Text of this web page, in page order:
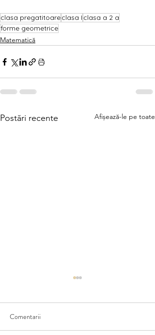
clasa pregatitoareclasa I clasa a 2 a
forme geometrice
Matematică
Postări recente Afișează-le pe toate
Comentarii